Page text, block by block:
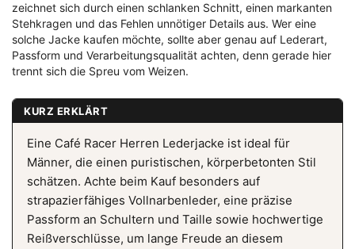
zeichnet sich durch einen schlanken Schnitt, einen markanten
Stehkragen und das Fehlen unnötiger Details aus. Wer eine
solche Jacke kaufen möchte, sollte aber genau auf Lederart,
Passform und Verarbeitungsqualität achten, denn gerade hier
trennt sich die Spreu vom Weizen.
KURZ ERKLÄRT
Eine Café Racer Herren Lederjacke ist ideal für
Männer, die einen puristischen, körperbetonten Stil
schätzen. Achte beim Kauf besonders auf
strapazierfähiges Vollnarbenleder, eine präzise
Passform an Schultern und Taille sowie hochwertige
Reißverschlüsse, um lange Freude an diesem